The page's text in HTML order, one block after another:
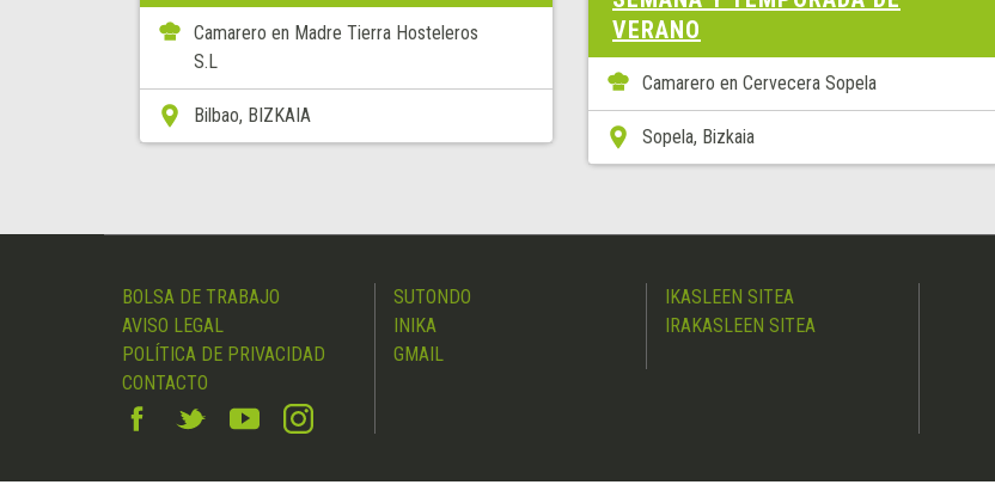
Camarero en Madre Tierra Hosteleros
S.L
Bilbao, BIZKAIA
VERANO
Camarero en Cervecera Sopela
Sopela, Bizkaia
BOLSA DE TRABAJO
AVISO LEGAL
POLÍTICA DE PRIVACIDAD
CONTACTO
SUTONDO
INIKA
GMAIL
IKASLEEN SITEA
IRAKASLEEN SITEA